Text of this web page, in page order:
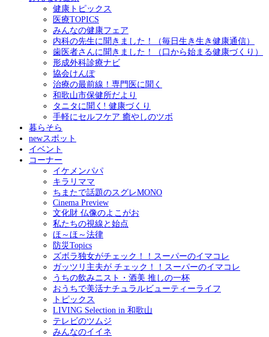
健康トピックス
医療TOPICS
みんなの健康フェア
内科の先生に聞きました！（毎日生き生き健康通信）
歯医者さんに聞きました！（口から始まる健康づくり）
形成外科診療ナビ
協会けんぽ
治療の最前線！専門医に聞く
和歌山市保健所だより
タニタに聞く! 健康づくり
手軽にセルフケア 癒やしのツボ
暮らそら
newスポット
イベント
コーナー
イケメンパパ
キラリママ
ちまたで話題のスグレMONO
Cinema Preview
文化財 仏像のよこがお
私たちの視線と始点
ほ～ほ～法律
防災Topics
ズボラ独女がチェック！！スーパーのイマコレ
ガッツリ主夫が チェック！！スーパーのイマコレ
うちの飲みニスト・酒美 推しの一杯
おうちで美活ナチュラルビューティーライフ
トピックス
LIVING Selection in 和歌山
テレビのツムジ
みんなのイイネ